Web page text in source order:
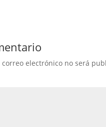
electrónico no será